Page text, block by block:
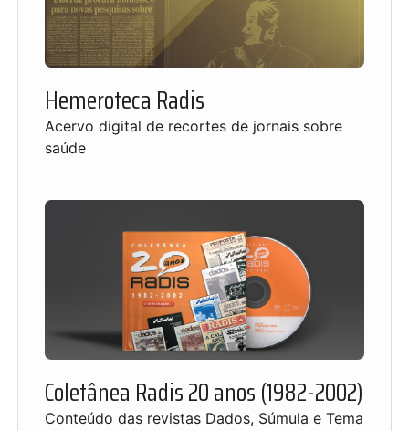
Hemeroteca Radis
Acervo digital de recortes de jornais sobre
saúde
Coletânea Radis 20 anos (1982-2002)
Conteúdo das revistas Dados, Súmula e Tema